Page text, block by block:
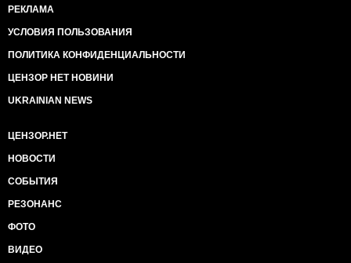
РЕКЛАМА
УСЛОВИЯ ПОЛЬЗОВАНИЯ
ПОЛИТИКА КОНФИДЕНЦИАЛЬНОСТИ
ЦЕНЗОР НЕТ НОВИНИ
UKRAINIAN NEWS
ЦЕНЗОР.НЕТ
НОВОСТИ
СОБЫТИЯ
РЕЗОНАНС
ФОТО
ВИДЕО